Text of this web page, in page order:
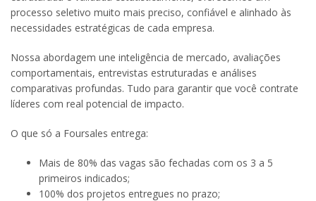
processo seletivo muito mais preciso, confiável e alinhado às
necessidades estratégicas de cada empresa.
Nossa abordagem une inteligência de mercado, avaliações
comportamentais, entrevistas estruturadas e análises
comparativas profundas. Tudo para garantir que você contrate
líderes com real potencial de impacto.
O que só a Foursales entrega:
Mais de 80% das vagas são fechadas com os 3 a 5
primeiros indicados;
100% dos projetos entregues no prazo;